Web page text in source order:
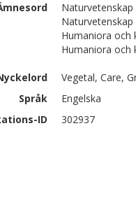
Humaniora
Humaniora
Vegetal, Care,
Språk
Engelska
ID
302937